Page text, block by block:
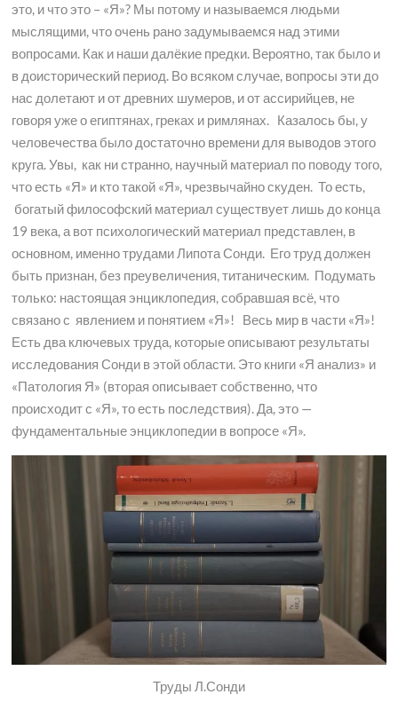
это, и что это – «Я»? Мы потому и называемся людьми
мыслящими, что очень рано задумываемся над этими
вопросами. Как и наши далёкие предки. Вероятно, так было и
в доисторический период. Во всяком случае, вопросы эти до
нас долетают и от древних шумеров, и от ассирийцев, не
говоря уже о египтянах, греках и римлянах. Казалось бы, у
человечества было достаточно времени для выводов этого
круга. Увы, как ни странно, научный материал по поводу того,
что есть «Я» и кто такой «Я», чрезвычайно скуден. То есть,
богатый философский материал существует лишь до конца
19 века, а вот психологический материал представлен, в
основном, именно трудами Липота Сонди. Его труд должен
быть признан, без преувеличения, титаническим. Подумать
только: настоящая энциклопедия, собравшая всё, что
связано с явлением и понятием «Я»! Весь мир в части «Я»!
Есть два ключевых труда, которые описывают результаты
исследования Сонди в этой области. Это книги «Я анализ» и
«Патология Я» (вторая описывает собственно, что
происходит с «Я», то есть последствия). Да, это —
фундаментальные энциклопедии в вопросе «Я».
Труды Л.Сонди